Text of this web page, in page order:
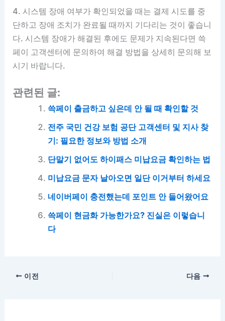
4. 시스템 장애 여부가 확인되었을 때는 결제 시도를 중
단하고 장애 조치가 완료될 때까지 기다리는 것이 좋습니
다. 시스템 장애가 해결된 후에도 문제가 지속된다면 쓱
페이 고객센터에 문의하여 해결 방법을 상세히 문의해 보
시기 바랍니다.
관련된 글:
쓱페이 출금하고 싶은데 안 될 때 확인할 것
전주 국민 건강 보험 공단 고객센터 및 지사 찾
기: 필요한 정보와 방법 소개
단말기 없어도 하이패스 미납요금 확인하는 법
미납요금 문자 날아오면 일단 이거부터 하세요
네이버페이 충전했는데 포인트 안 들어왔어요
쓱페이 현금화 가능한가요? 진실은 이렇습니
다
이전 다음